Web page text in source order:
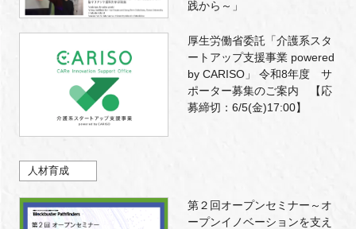
践から～」
厚生労働省委託「介護系スタ
ートアップ支援事業 powered
by CARISO」 令和8年度 サ
ポーター募集のご案内 【応
募締切：6/5(金)17:00】
人材育成
第２回オープンセミナー～オ
ープンイノベーションを支え